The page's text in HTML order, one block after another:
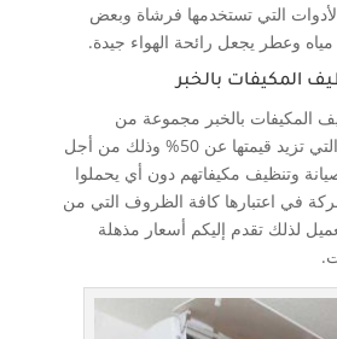
التي تستخدمها فرشاة وبعض
مياه وعطر يجعل رائحة الهواء جيدة.
المكيفات بالخبر
المكيفات بالخبر مجموعة من
العروض والتخفيضات التي تزيد قيمتها عن 50% وذلك من أجل
وتنظيف مكيفاتهم دون أي يحملوا
في اعتبارها كافة الظروف التي من
لذلك تقدم إليكم أسعار مذهلة